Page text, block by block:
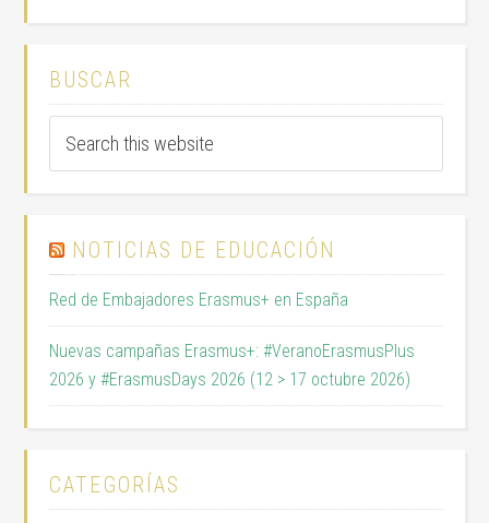
BUSCAR
NOTICIAS DE EDUCACIÓN
Red de Embajadores Erasmus+ en España
Nuevas campañas Erasmus+: #VeranoErasmusPlus
2026 y #ErasmusDays 2026 (12 > 17 octubre 2026)
CATEGORÍAS